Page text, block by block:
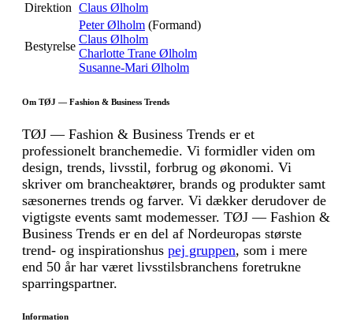
Direktion Claus Ølholm
Bestyrelse
Peter Ølholm (Formand)
Claus Ølholm
Charlotte Trane Ølholm
Susanne-Mari Ølholm
Om TØJ — Fashion & Business Trends
TØJ — Fashion & Business Trends er et
professionelt branchemedie. Vi formidler viden om
design, trends, livsstil, forbrug og økonomi. Vi
skriver om brancheaktører, brands og produkter samt
sæsonernes trends og farver. Vi dækker derudover de
vigtigste events samt modemesser. TØJ — Fashion &
Business Trends er en del af Nordeuropas største
trend- og inspirationshus pej gruppen, som i mere
end 50 år har været livsstilsbranchens foretrukne
sparringspartner.
Information